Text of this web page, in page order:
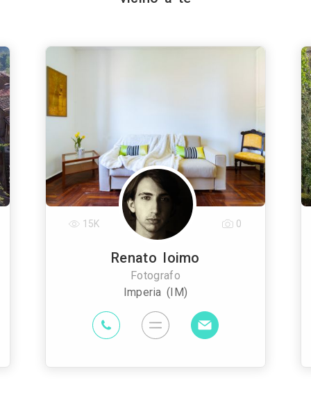
Renato Ioimo
Fotografo
Imperia (IM)
15K 0